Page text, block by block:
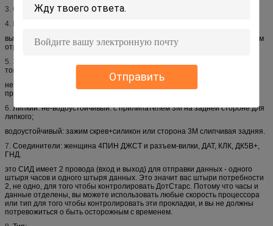
Отправить
3. Стандартная длина вьюрка: 5метер/ролл, также можно подгонять.
4. Куттед: 1 интегрировало СИД РГБ в этап, можно куттед в 1ЛЭД.
вы можете отрезать это вещество довольно легко с резцами провода, там
отрезк-линии
5. Электропитание: Вы должны использовать электропитание ДК 5В для
того чтобы привести это стрюп в действие,
не используйте более высоко чем 6В или вы можете разрушить всю
прокладку.
6. Липкий: не-водоустойчивый: с прилипателем 3М на задней стороне для
липкого;
водоустойчивый: зажим скрев+силикон или сторона 3М слипчивая задняя.
7. Соединители: женщина 4ПИН ДЖСТ и разъем-вилки, ДАТ, КЛК, ДК5В+,
ГНД.
это СИД имеет 2 провода (вход и выход) для отправки данных - одного
штыря часов и одного штыря данных. Это значит вас штыри потребности
2, не одно, для того чтобы контролировать ДотСтарс. Потому что часы и
данные отделены, вы можете использовать любые скорость процессора
или тип для того чтобы контролировать эти прокладки, и вы не должны
потревожиться о быть осторожным с временем.